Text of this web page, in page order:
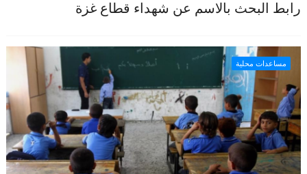
رابط البحث بالاسم عن شهداء قطاع غزة
مساعدات محلية